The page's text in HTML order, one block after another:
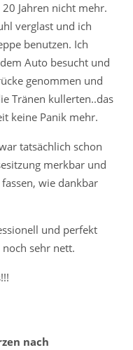
Jahren nicht mehr.
verglast und ich
benutzen. Ich
Auto besucht und
genommen und
Tränen kullerten..das
keine Panik mehr.
tatsächlich schon
merkbar und
wie dankbar
und perfekt
sehr nett.
nach